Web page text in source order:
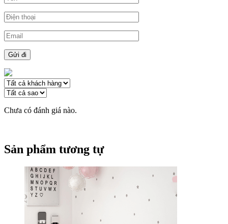
Chưa có đánh giá nào.
Sản phẩm tương tự